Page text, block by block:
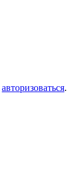
авторизоваться.